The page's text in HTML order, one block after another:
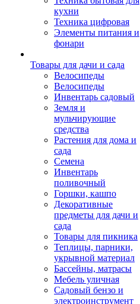
кухни
Техника цифровая
Элементы питания и
фонари
Товары для дачи и сада
Велосипеды
Велосипеды
Инвентарь садовый
Земля и
мульчирующие
средства
Растения для дома и
сада
Семена
Инвентарь
поливочный
Горшки, кашпо
Декоративные
предметы для дачи и
сада
Товары для пикника
Теплицы, парники,
укрывной материал
Бассейны, матрасы
Мебель уличная
Садовый бензо и
электроинструмент